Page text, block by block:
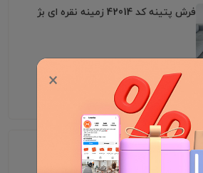
فرش پتینه کد 42014 زمینه نقره ای بژ
7٬195٬000
فرش پتینه کد 42031 زمینه بژ
×